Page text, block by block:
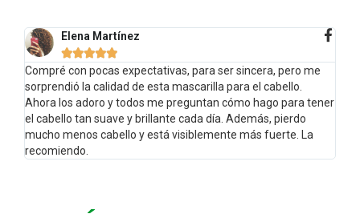
Elena Martínez

Compré con pocas expectativas, para ser sincera, pero me
sorprendió la calidad de esta mascarilla para el cabello.
Ahora los adoro y todos me preguntan cómo hago para tener
el cabello tan suave y brillante cada día. Además, pierdo
mucho menos cabello y está visiblemente más fuerte. La
recomiendo.